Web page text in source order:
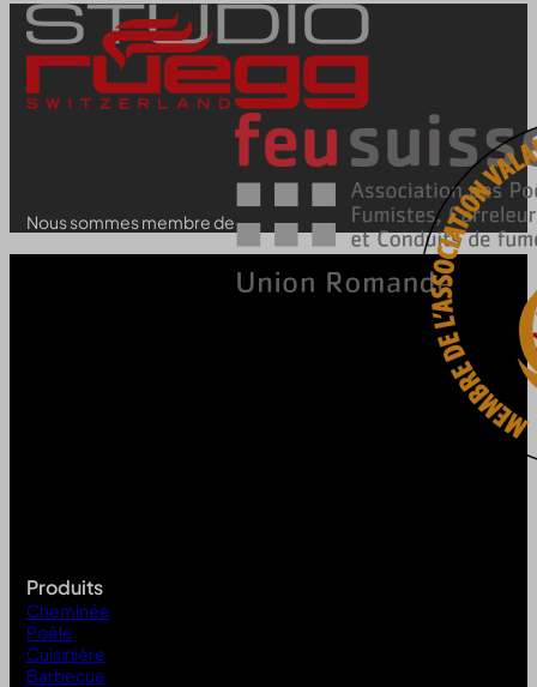
Nous sommes membre de
Produits
Cheminée
Poêle
Cuisinière
Barbecue